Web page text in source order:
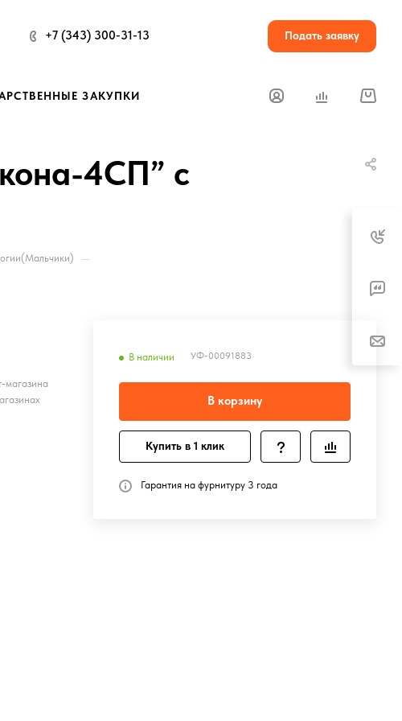
+7 (343) 300-31-13 Подать заявку
ЗАКУПКИ
4СП” с
—
В наличии УФ-00091883
В корзину
Купить в 1 клик
Гарантия на фурнитуру 3 года
магазина